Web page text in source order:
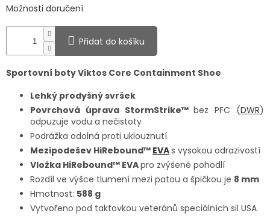
Možnosti doručení
Přidat do košíku
Sportovní boty Viktos Core Containment Shoe
Lehký prodyšný svršek
Povrchová úprava StormStrike™bezPFC (DWR)
odpuzuje vodu a nečistoty
Podrážka odolná proti uklouznutí
Mezipodešev HiRebound™ EVAs vysokou odrazivostí
Vložka HiRebound™ EVApro zvýšené pohodlí
Rozdíl ve výšce tlumení mezi patou a špičkou je 8 mm
Hmotnost: 588 g
Vytvořeno pod taktovkou veteránů speciálních sil USA